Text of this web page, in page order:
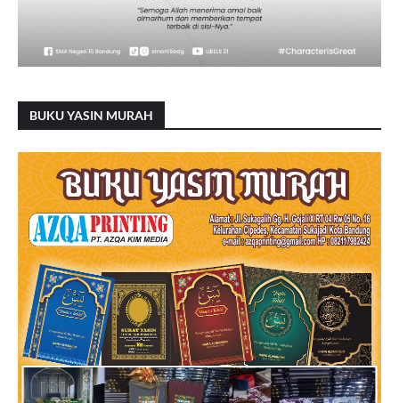
BUKU YASIN MURAH